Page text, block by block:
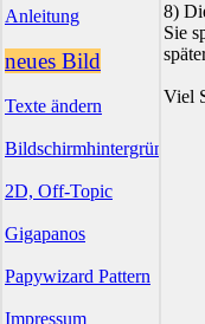
Anleitung
neues Bild
Texte ändern
Bildschirmhintergründe
2D, Off-Topic
Gigapanos
Papywizard Pattern
Impressum
8)
Sie
Viel